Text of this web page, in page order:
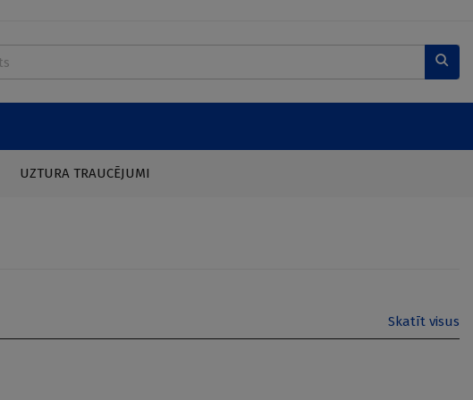
UZTURA TRAUCĒJUMI
Skatīt visus